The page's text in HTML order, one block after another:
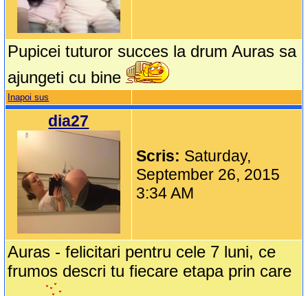
Pupicei tuturor succes la drum Auras sa
ajungeti cu bine
Inapoi sus
dia27
Scris: Saturday,
September 26, 2015
3:34 AM
Auras - felicitari pentru cele 7 luni, ce
frumos descri tu fiecare etapa prin care